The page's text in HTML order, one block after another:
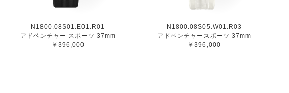
N1800.08S01.E01.R01
アドベンチャー スポーツ 37mm
￥396,000
N1800.08S05.W01.R03
アドベンチャースポーツ 37mm
￥396,000